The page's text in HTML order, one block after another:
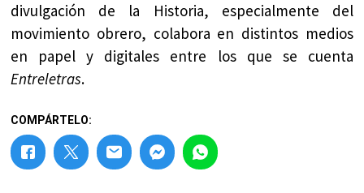
divulgación de la Historia, especialmente del
movimiento obrero, colabora en distintos medios
en papel y digitales entre los que se cuenta
Entreletras.
COMPÁRTELO: